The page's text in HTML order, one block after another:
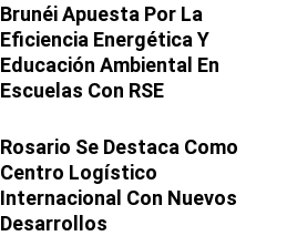
Brunéi Apuesta Por La
Eficiencia Energética Y
Educación Ambiental En
Escuelas Con RSE
Rosario Se Destaca Como
Centro Logístico
Internacional Con Nuevos
Desarrollos